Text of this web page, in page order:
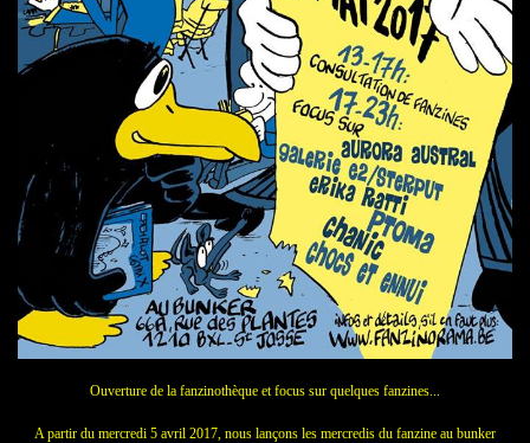
Ouverture de la fanzinothèque et focus sur quelques fanzines...
A partir du mercredi 5 avril 2017, nous lançons les mercredis du fanzine au bunker